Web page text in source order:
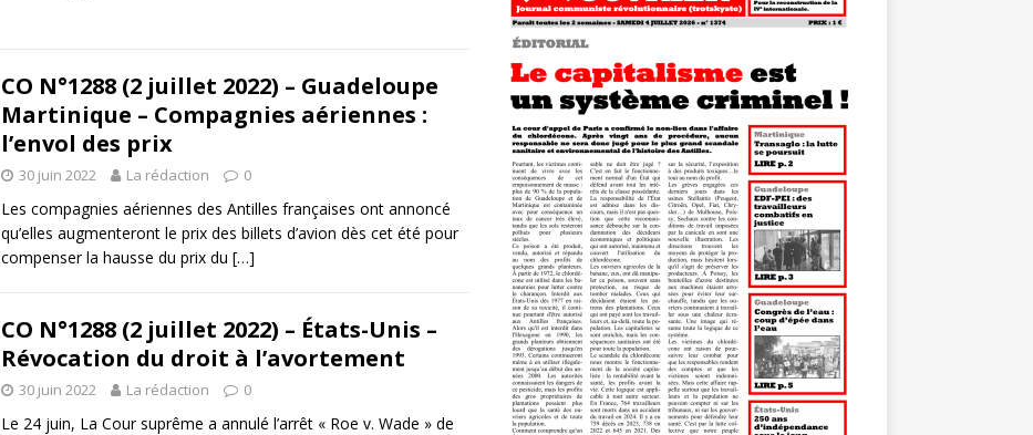
CO N°1288 (2 juillet 2022) – Guadeloupe
Martinique – Compagnies aériennes :
l’envol des prix
30 juin 2022 La rédaction 0
Les compagnies aériennes des Antilles françaises ont annoncé
qu’elles augmenteront le prix des billets d’avion dès cet été pour
compenser la hausse du prix du […]
CO N°1288 (2 juillet 2022) – États-Unis –
Révocation du droit à l’avortement
30 juin 2022 La rédaction 0
Le 24 juin, La Cour suprême a annulé l’arrêt « Roe v. Wade » de